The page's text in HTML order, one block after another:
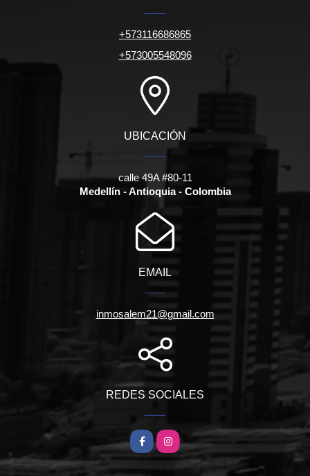
+573116686865
+573005548096
UBICACIÓN
calle 49A #80-11
Medellín - Antioquia - Colombia
EMAIL
inmosalem21@gmail.com
REDES SOCIALES
FacebookInstagram